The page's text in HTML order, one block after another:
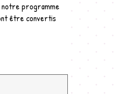
programme
être convertis